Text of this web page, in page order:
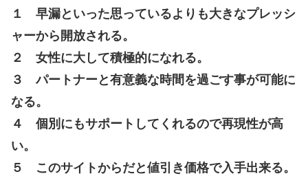
１ 早漏といった思っているよりも大きなプレッシ
ャーから開放される。
２ 女性に大して積極的になれる。
３ パートナーと有意義な時間を過ごす事が可能に
なる。
４ 個別にもサポートしてくれるので再現性が高
い。
５ このサイトからだと値引き価格で入手出来る。